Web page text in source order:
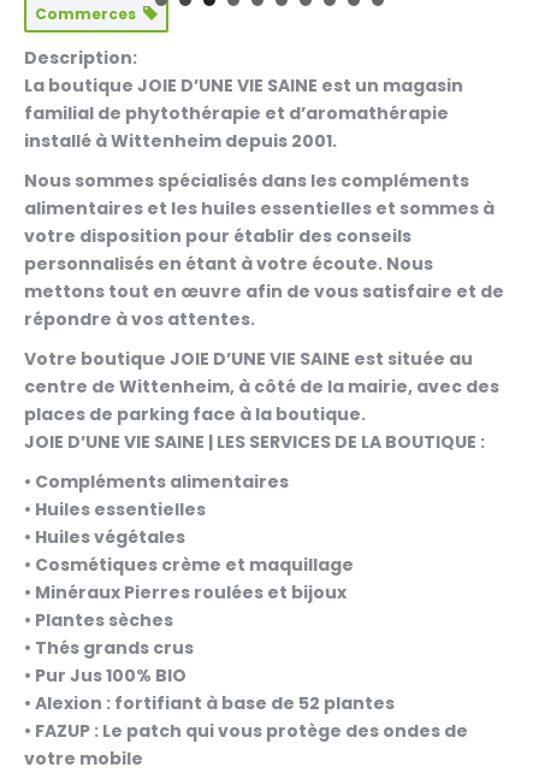
Commerces
Description:
La boutique JOIE D’UNE VIE SAINE est un magasin
familial de phytothérapie et d’aromathérapie
installé à Wittenheim depuis 2001.
Nous sommes spécialisés dans les compléments
alimentaires et les huiles essentielles et sommes à
votre disposition pour établir des conseils
personnalisés en étant à votre écoute. Nous
mettons tout en œuvre afin de vous satisfaire et de
répondre à vos attentes.
Votre boutique JOIE D’UNE VIE SAINE est située au
centre de Wittenheim, à côté de la mairie, avec des
places de parking face à la boutique.
JOIE D’UNE VIE SAINE | LES SERVICES DE LA BOUTIQUE :
• Compléments alimentaires
• Huiles essentielles
• Huiles végétales
• Cosmétiques crème et maquillage
• Minéraux Pierres roulées et bijoux
• Plantes sèches
• Thés grands crus
• Pur Jus 100% BIO
• Alexion : fortifiant à base de 52 plantes
• FAZUP : Le patch qui vous protège des ondes de
votre mobile